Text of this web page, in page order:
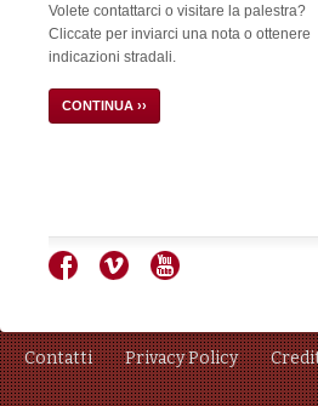
Volete contattarci o visitare la palestra?
Cliccate per inviarci una nota o ottenere
indicazioni stradali.
CONTINUA ››
Contatti Privacy Policy